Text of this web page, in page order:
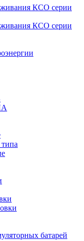
КСО серии
КСО серии
батарей